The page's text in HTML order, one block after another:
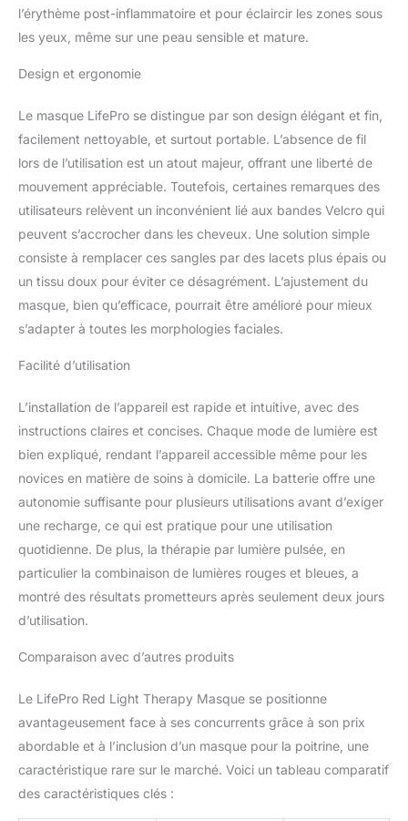
(français non garanti).
Thérapie par lumière
naturelle pour pénétrer
dans la peau et stimuler
l'activité cellulaire, ce qui
conduit à une peau
rajeunie et saine – sans
agressifs ni procédures
invasives. Pratique,
portable et confortable :
ce masque à lumière
respirant et donc super
votre routine de soins de
la peau ou laissez le
masque ouvert pendant
que vous regardez la
détendez avec votre livre
préféré
l’érythème post-inflammatoire et pour éclaircir les zones sous
les yeux, même sur une peau sensible et mature.
Design et ergonomie
Le masque LifePro se distingue par son design élégant et fin,
facilement nettoyable, et surtout portable. L’absence de fil
lors de l’utilisation est un atout majeur, offrant une liberté de
mouvement appréciable. Toutefois, certaines remarques des
utilisateurs relèvent un inconvénient lié aux bandes Velcro qui
peuvent s’accrocher dans les cheveux. Une solution simple
consiste à remplacer ces sangles par des lacets plus épais ou
un tissu doux pour éviter ce désagrément. L’ajustement du
masque, bien qu’efficace, pourrait être amélioré pour mieux
s’adapter à toutes les morphologies faciales.
Facilité d’utilisation
L’installation de l’appareil est rapide et intuitive, avec des
instructions claires et concises. Chaque mode de lumière est
bien expliqué, rendant l’appareil accessible même pour les
novices en matière de soins à domicile. La batterie offre une
autonomie suffisante pour plusieurs utilisations avant d’exiger
une recharge, ce qui est pratique pour une utilisation
quotidienne. De plus, la thérapie par lumière pulsée, en
particulier la combinaison de lumières rouges et bleues, a
montré des résultats prometteurs après seulement deux jours
d’utilisation.
Comparaison avec d’autres produits
Le LifePro Red Light Therapy Masque se positionne
avantageusement face à ses concurrents grâce à son prix
abordable et à l’inclusion d’un masque pour la poitrine, une
caractéristique rare sur le marché. Voici un tableau comparatif
des caractéristiques clés :